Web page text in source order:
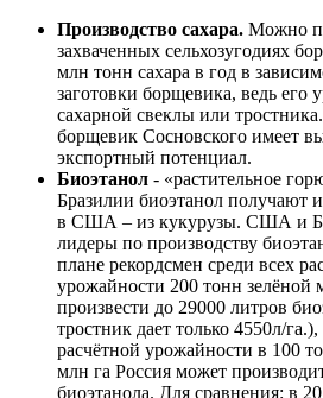
Производство сахара. Можно
захваченных сельхозугодиях
млн тонн сахара в год в
заготовки борщевика, ведь
сахарной свеклы или
борщевик Сосновского имеет
экспортный потенциал.
Биоэтанол - «растительное
Бразилии биоэтанол получают
в США – из кукурузы. США и
лидеры по производству
плане рекордсмен среди всех
урожайности 200 тонн зелёной
произвести до 29000 литров
тростник дает только 4550л/
расчётной урожайности в 100
млн га Россия может
биоэтанола. Для сравнения: в